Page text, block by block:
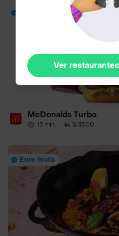
McDonalds Turbo
13 min · $ 3500
Envío Gratis
Ver